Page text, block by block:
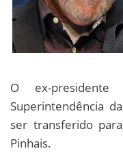
O ex-
Superintendência
ser transferido
Pinhais.